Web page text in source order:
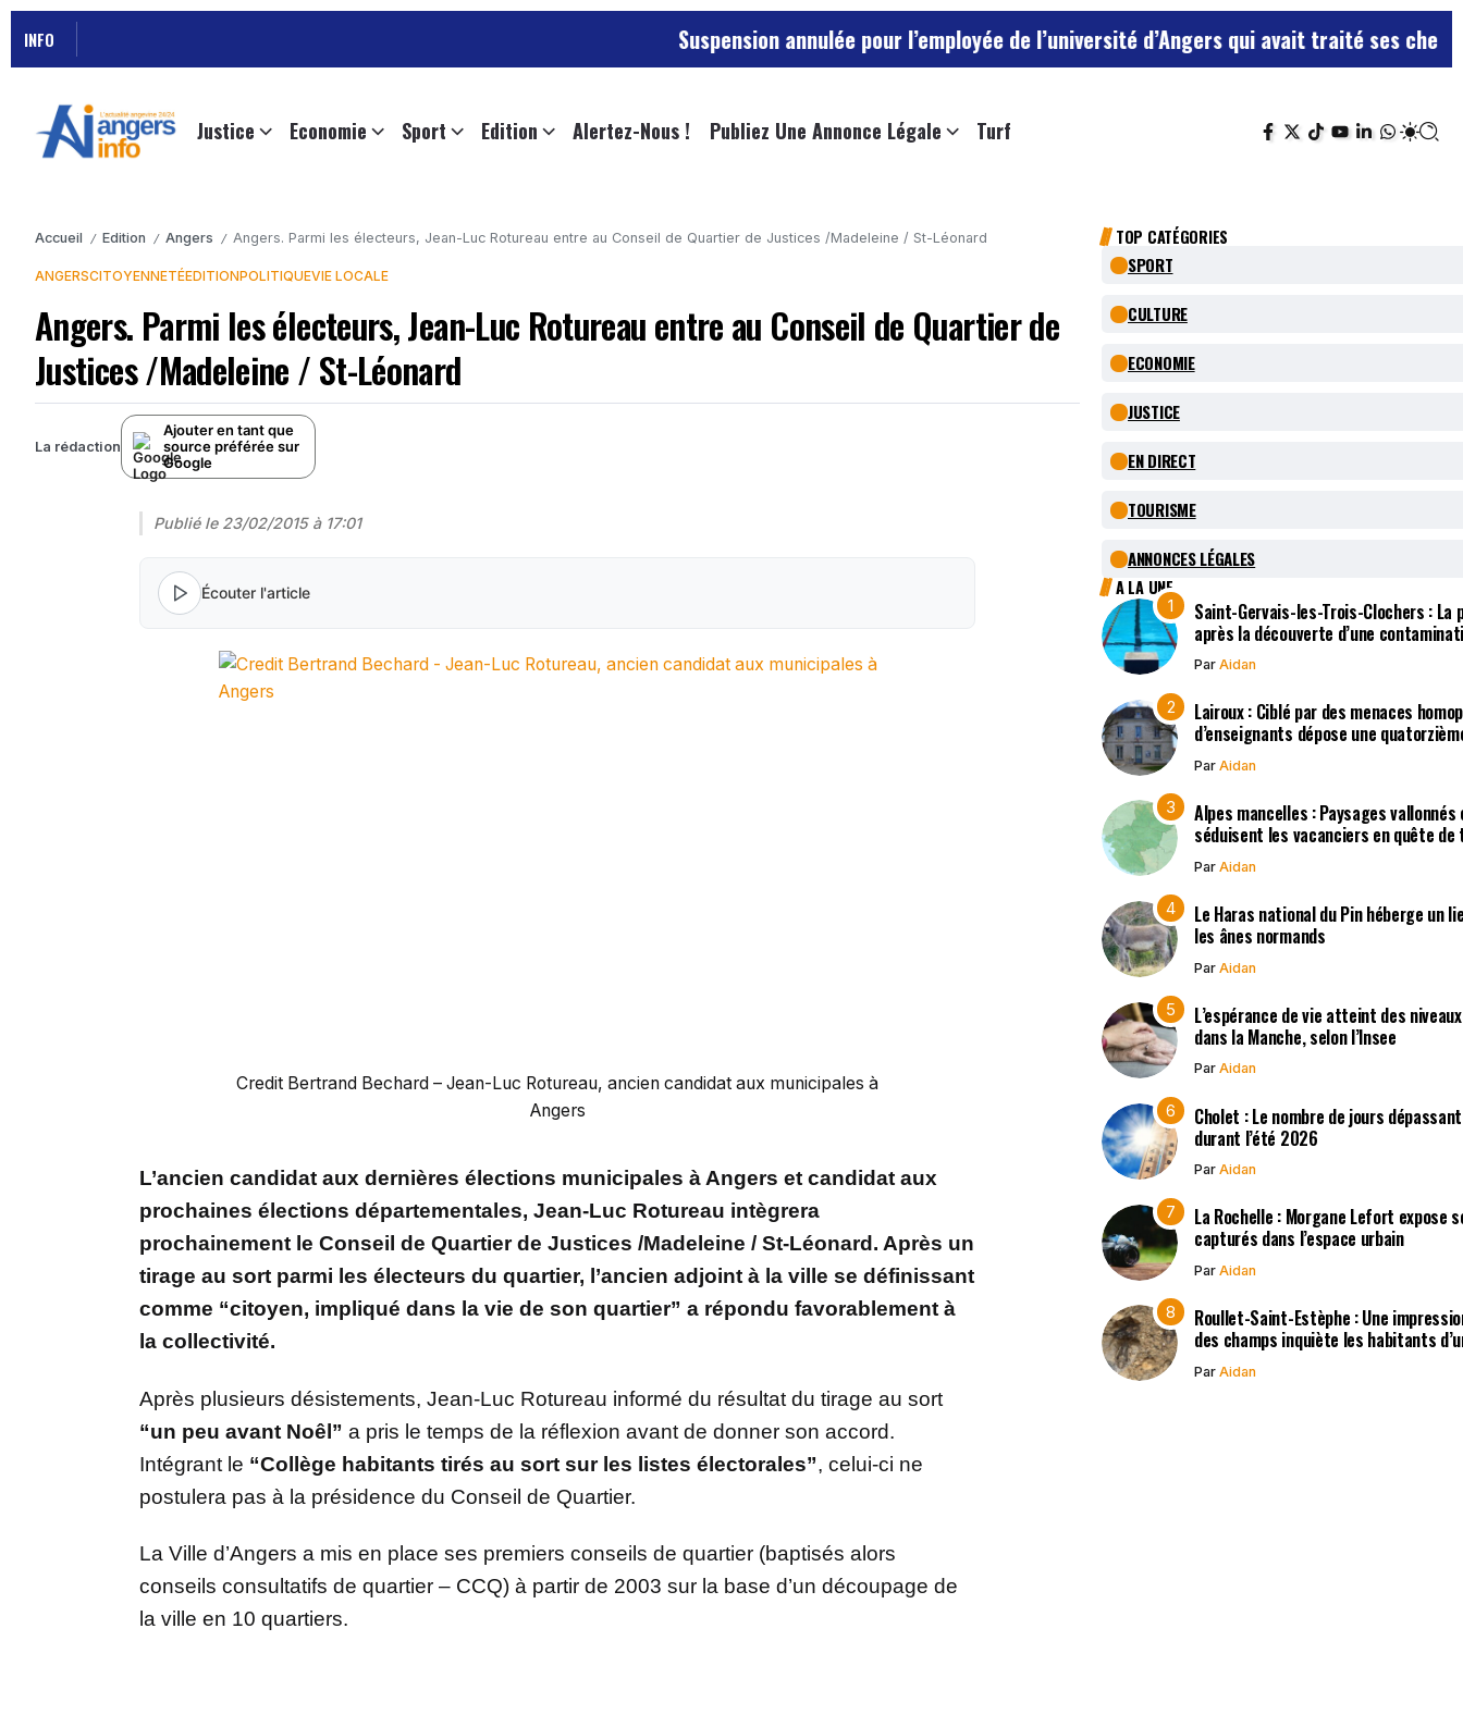
INFO Suspension annulée pour l’employée de l’université d’Angers qui avait traité ses chefs de
Justice Economie Sport Edition Alertez-Nous ! Publiez Une Annonce Légale Turf
Accueil / Edition / Angers / Angers. Parmi les électeurs, Jean-Luc Rotureau entre au Conseil de Quartier de Justices /Madeleine / St-Léonard
ANGERSCITOYENNETÉEDITIONPOLITIQUEVIE LOCALE
Angers. Parmi les électeurs, Jean-Luc Rotureau entre au Conseil de Quartier de
Justices /Madeleine / St-Léonard
La rédaction
Ajouter en tant que
source préférée sur
Google
Publié le 23/02/2015 à 17:01
Écouter l'article
Credit Bertrand Bechard – Jean-Luc Rotureau, ancien candidat aux municipales à
Angers
L’ancien candidat aux dernières élections municipales à Angers et candidat aux
prochaines élections départementales, Jean-Luc Rotureau intègrera
prochainement le Conseil de Quartier de Justices /Madeleine / St-Léonard. Après un
tirage au sort parmi les électeurs du quartier, l’ancien adjoint à la ville se définissant
comme “citoyen, impliqué dans la vie de son quartier” a répondu favorablement à
la collectivité.
Après plusieurs désistements, Jean-Luc Rotureau informé du résultat du tirage au sort
“un peu avant Noêl” a pris le temps de la réflexion avant de donner son accord.
Intégrant le “Collège habitants tirés au sort sur les listes électorales”, celui-ci ne
postulera pas à la présidence du Conseil de Quartier.
La Ville d’Angers a mis en place ses premiers conseils de quartier (baptisés alors
conseils consultatifs de quartier – CCQ) à partir de 2003 sur la base d’un découpage de
la ville en 10 quartiers.
TOP CATÉGORIES
SPORT
CULTURE
ECONOMIE
JUSTICE
EN DIRECT
TOURISME
ANNONCES LÉGALES
A LA UNE
Saint-Gervais-les-Trois-Clochers :
après la découverte d’une
Par Aidan
Lairoux : Ciblé par des menaces
d’enseignants dépose une
Par Aidan
Alpes mancelles : Paysages
séduisent les vacanciers en quête
Par Aidan
Le Haras national du Pin héberge un
les ânes normands
Par Aidan
L’espérance de vie atteint des
dans la Manche, selon l’Insee
Par Aidan
Cholet : Le nombre de jours
durant l’été 2026
Par Aidan
La Rochelle : Morgane Lefort
capturés dans l’espace urbain
Par Aidan
Roullet-Saint-Estèphe : Une
des champs inquiète les habitants
Par Aidan